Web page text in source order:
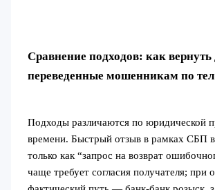
Сравнение подходов: как вернуть
переведенные мошенникам по
Подходы различаются по юридической
времени. Быстрый отзыв в рамках СБП
только как “запрос на возврат
чаще требует согласия получателя; при